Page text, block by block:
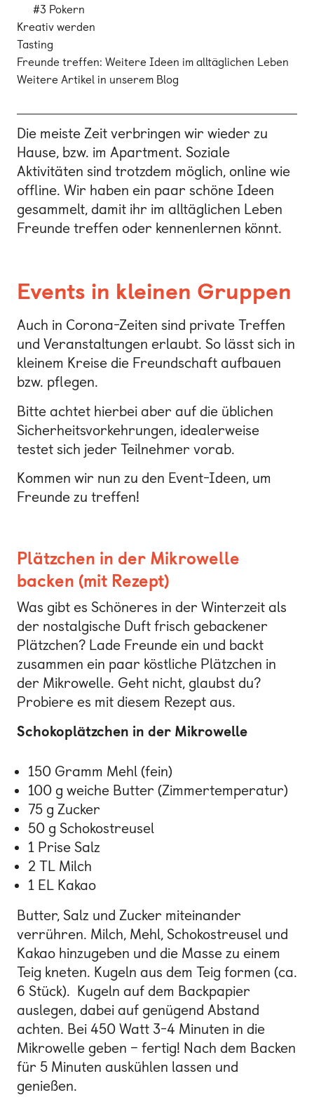
#3 Pokern
Kreativ werden
Tasting
Freunde treffen: Weitere Ideen im alltäglichen Leben
Weitere Artikel in unserem Blog
Die meiste Zeit verbringen wir wieder zu
Hause, bzw. im Apartment. Soziale
Aktivitäten sind trotzdem möglich, online wie
offline. Wir haben ein paar schöne Ideen
gesammelt, damit ihr im alltäglichen Leben
Freunde treffen oder kennenlernen könnt.
Events in kleinen Gruppen
Auch in Corona-Zeiten sind private Treffen
und Veranstaltungen erlaubt. So lässt sich in
kleinem Kreise die Freundschaft aufbauen
bzw. pflegen.
Bitte achtet hierbei aber auf die üblichen
Sicherheitsvorkehrungen, idealerweise
testet sich jeder Teilnehmer vorab.
Kommen wir nun zu den Event-Ideen, um
Freunde zu treffen!
Plätzchen in der Mikrowelle
backen (mit Rezept)
Was gibt es Schöneres in der Winterzeit als
der nostalgische Duft frisch gebackener
Plätzchen? Lade Freunde ein und backt
zusammen ein paar köstliche Plätzchen in
der Mikrowelle. Geht nicht, glaubst du?
Probiere es mit diesem Rezept aus.
Schokoplätzchen in der Mikrowelle
150 Gramm Mehl (fein)
100 g weiche Butter (Zimmertemperatur)
75 g Zucker
50 g Schokostreusel
1 Prise Salz
2 TL Milch
1 EL Kakao
Butter, Salz und Zucker miteinander
verrühren. Milch, Mehl, Schokostreusel und
Kakao hinzugeben und die Masse zu einem
Teig kneten. Kugeln aus dem Teig formen (ca.
6 Stück). Kugeln auf dem Backpapier
auslegen, dabei auf genügend Abstand
achten. Bei 450 Watt 3-4 Minuten in die
Mikrowelle geben – fertig! Nach dem Backen
für 5 Minuten auskühlen lassen und
genießen.